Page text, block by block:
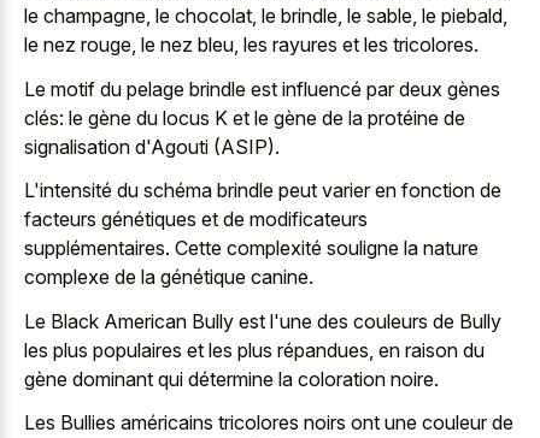
le champagne, le chocolat, le brindle, le sable, le piebald,
le nez rouge, le nez bleu, les rayures et les tricolores.
Le motif du pelage brindle est influencé par deux gènes
clés: le gène du locus K et le gène de la protéine de
signalisation d'Agouti (ASIP).
L'intensité du schéma brindle peut varier en fonction de
facteurs génétiques et de modificateurs
supplémentaires. Cette complexité souligne la nature
complexe de la génétique canine.
Le Black American Bully est l'une des couleurs de Bully
les plus populaires et les plus répandues, en raison du
gène dominant qui détermine la coloration noire.
Les Bullies américains tricolores noirs ont une couleur de